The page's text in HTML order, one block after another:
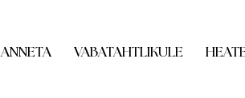
ANNETA VABATAHTLIKULE